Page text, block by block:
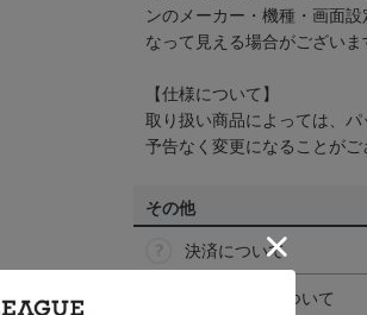
ンのメーカー・機種・画面
なって見える場合がございま
【仕様について】
取り扱い商品によっては、
予告なく変更になることがご
その他
決済について
ギフト対応について